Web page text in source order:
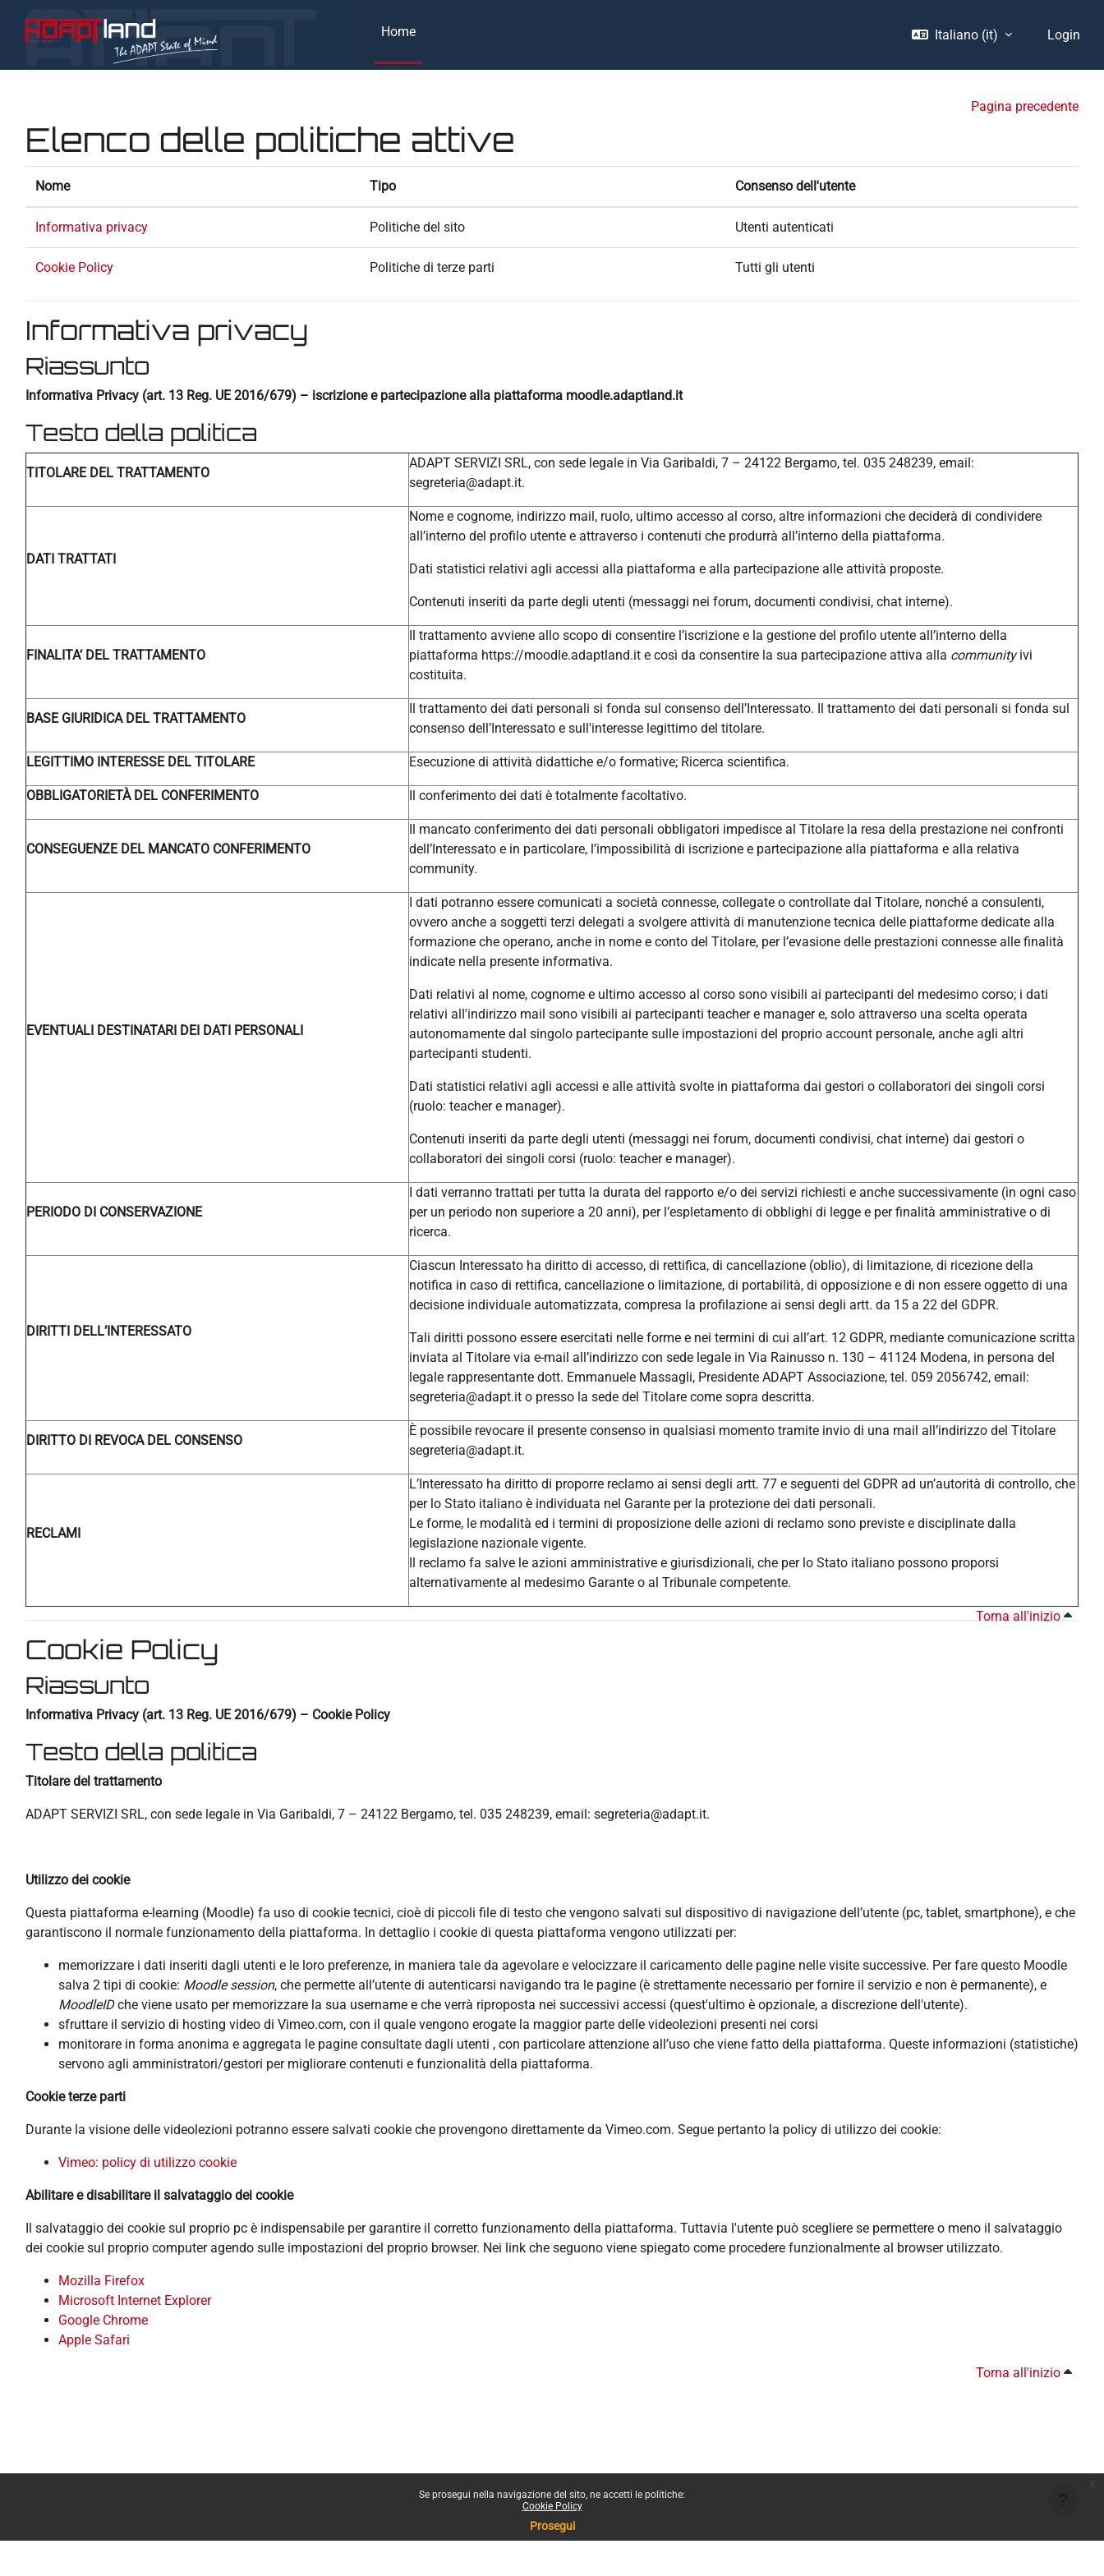
Se prosegui nella navigazione del sito, ne accetti le politiche:
Cookie Policy
Prosegui
Home Italiano ‎(it)‎ Login
Pagina precedente
Elenco delle politiche attive
Nome Tipo Consenso dell'utente
Informativa privacy Politiche del sito Utenti autenticati
Cookie Policy Politiche di terze parti Tutti gli utenti
Informativa privacy
Riassunto
Informativa Privacy (art. 13 Reg. UE 2016/679) – iscrizione e partecipazione alla piattaforma moodle.adaptland.it
Testo della politica
TITOLARE DEL TRATTAMENTO
ADAPT SERVIZI SRL, con sede legale in Via Garibaldi, 7 – 24122 Bergamo, tel. 035 248239, email:
segreteria@adapt.it.
DATI TRATTATI
Nome e cognome, indirizzo mail, ruolo, ultimo accesso al corso, altre informazioni che deciderà di condividere
all’interno del profilo utente e attraverso i contenuti che produrrà all’interno della piattaforma.
Dati statistici relativi agli accessi alla piattaforma e alla partecipazione alle attività proposte.
Contenuti inseriti da parte degli utenti (messaggi nei forum, documenti condivisi, chat interne).
FINALITA’ DEL TRATTAMENTO
Il trattamento avviene allo scopo di consentire l’iscrizione e la gestione del profilo utente all’interno della
piattaforma https://moodle.adaptland.it e così da consentire la sua partecipazione attiva alla communityivi
costituita.
BASE GIURIDICA DEL TRATTAMENTO
Il trattamento dei dati personali si fonda sul consenso dell’Interessato. Il trattamento dei dati personali si fonda sul
consenso dell’Interessato e sull'interesse legittimo del titolare.
LEGITTIMO INTERESSE DEL TITOLARE Esecuzione di attività didattiche e/o formative; Ricerca scientifica.
OBBLIGATORIETÀ DEL CONFERIMENTO Il conferimento dei dati è totalmente facoltativo.
CONSEGUENZE DEL MANCATO CONFERIMENTO
Il mancato conferimento dei dati personali obbligatori impedisce al Titolare la resa della prestazione nei confronti
dell’Interessato e in particolare, l’impossibilità di iscrizione e partecipazione alla piattaforma e alla relativa
community.
EVENTUALI DESTINATARI DEI DATI PERSONALI
I dati potranno essere comunicati a società connesse, collegate o controllate dal Titolare, nonché a consulenti,
ovvero anche a soggetti terzi delegati a svolgere attività di manutenzione tecnica delle piattaforme dedicate alla
formazione che operano, anche in nome e conto del Titolare, per l’evasione delle prestazioni connesse alle finalità
indicate nella presente informativa.
Dati relativi al nome, cognome e ultimo accesso al corso sono visibili ai partecipanti del medesimo corso; i dati
relativi all'indirizzo mail sono visibili ai partecipanti teacher e manager e, solo attraverso una scelta operata
autonomamente dal singolo partecipante sulle impostazioni del proprio account personale, anche agli altri
partecipanti studenti.
Dati statistici relativi agli accessi e alle attività svolte in piattaforma dai gestori o collaboratori dei singoli corsi
(ruolo: teacher e manager).
Contenuti inseriti da parte degli utenti (messaggi nei forum, documenti condivisi, chat interne) dai gestori o
collaboratori dei singoli corsi (ruolo: teacher e manager).
PERIODO DI CONSERVAZIONE
I dati verranno trattati per tutta la durata del rapporto e/o dei servizi richiesti e anche successivamente (in ogni caso
per un periodo non superiore a 20 anni), per l’espletamento di obblighi di legge e per finalità amministrative o di
ricerca.
DIRITTI DELL’INTERESSATO
Ciascun Interessato ha diritto di accesso, di rettifica, di cancellazione (oblio), di limitazione, di ricezione della
notifica in caso di rettifica, cancellazione o limitazione, di portabilità, di opposizione e di non essere oggetto di una
decisione individuale automatizzata, compresa la profilazione ai sensi degli artt. da 15 a 22 del GDPR.
Tali diritti possono essere esercitati nelle forme e nei termini di cui all’art. 12 GDPR, mediante comunicazione scritta
inviata al Titolare via e-mail all’indirizzo con sede legale in Via Rainusso n. 130 – 41124 Modena, in persona del
legale rappresentante dott. Emmanuele Massagli, Presidente ADAPT Associazione, tel. 059 2056742, email:
segreteria@adapt.it o presso la sede del Titolare come sopra descritta.
DIRITTO DI REVOCA DEL CONSENSO
È possibile revocare il presente consenso in qualsiasi momento tramite invio di una mail all’indirizzo del Titolare
segreteria@adapt.it.
RECLAMI
L’Interessato ha diritto di proporre reclamo ai sensi degli artt. 77 e seguenti del GDPR ad un’autorità di controllo, che
per lo Stato italiano è individuata nel Garante per la protezione dei dati personali.
Le forme, le modalità ed i termini di proposizione delle azioni di reclamo sono previste e disciplinate dalla
legislazione nazionale vigente.
Il reclamo fa salve le azioni amministrative e giurisdizionali, che per lo Stato italiano possono proporsi
alternativamente al medesimo Garante o al Tribunale competente.
Torna all'inizio
Cookie Policy
Riassunto
Informativa Privacy (art. 13 Reg. UE 2016/679) – Cookie Policy
Testo della politica
Titolare del trattamento
ADAPT SERVIZI SRL, con sede legale in Via Garibaldi, 7 – 24122 Bergamo, tel. 035 248239, email: segreteria@adapt.it.
Utilizzo dei cookie
Questa piattaforma e-learning (Moodle) fa uso di cookie tecnici, cioè di piccoli file di testo che vengono salvati sul dispositivo di navigazione dell’utente (pc, tablet, smartphone), e che
garantiscono il normale funzionamento della piattaforma. In dettaglio i cookie di questa piattaforma vengono utilizzati per:
memorizzare i dati inseriti dagli utenti e le loro preferenze, in maniera tale da agevolare e velocizzare il caricamento delle pagine nelle visite successive. Per fare questo Moodle
salva 2 tipi di cookie: Moodle session, che permette all’utente di autenticarsi navigando tra le pagine (è strettamente necessario per fornire il servizio e non è permanente), e
MoodleIDche viene usato per memorizzare la sua username e che verrà riproposta nei successivi accessi (quest'ultimo è opzionale, a discrezione dell'utente).
sfruttare il servizio di hosting video di Vimeo.com, con il quale vengono erogate la maggior parte delle videolezioni presenti nei corsi
monitorare in forma anonima e aggregata le pagine consultate dagli utenti , con particolare attenzione all’uso che viene fatto della piattaforma. Queste informazioni (statistiche)
servono agli amministratori/gestori per migliorare contenuti e funzionalità della piattaforma.
Cookie terze parti
Durante la visione delle videolezioni potranno essere salvati cookie che provengono direttamente da Vimeo.com. Segue pertanto la policy di utilizzo dei cookie:
Vimeo: policy di utilizzo cookie
Abilitare e disabilitare il salvataggio dei cookie
Il salvataggio dei cookie sul proprio pc è indispensabile per garantire il corretto funzionamento della piattaforma. Tuttavia l'utente può scegliere se permettere o meno il salvataggio
dei cookie sul proprio computer agendo sulle impostazioni del proprio browser. Nei link che seguono viene spiegato come procedere funzionalmente al browser utilizzato.
Mozilla Firefox
Microsoft Internet Explorer
Google Chrome
Apple Safari
Torna all'inizio